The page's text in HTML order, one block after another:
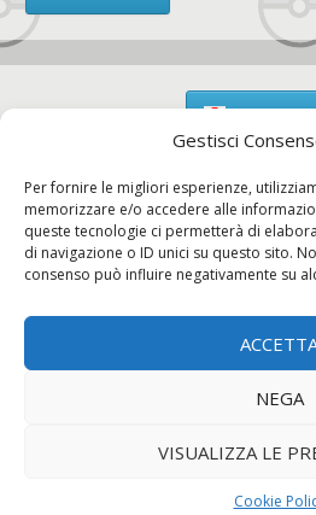
Gestisci
Per fornire le migliori esperienze,
memorizzare e/o accedere alle
queste tecnologie ci permetterà di
di navigazione o ID unici su questo sito.
consenso può influire negativamente su
NEGA
VISUALIZZA LE
Cookie
Chi
Contatti
Contatti